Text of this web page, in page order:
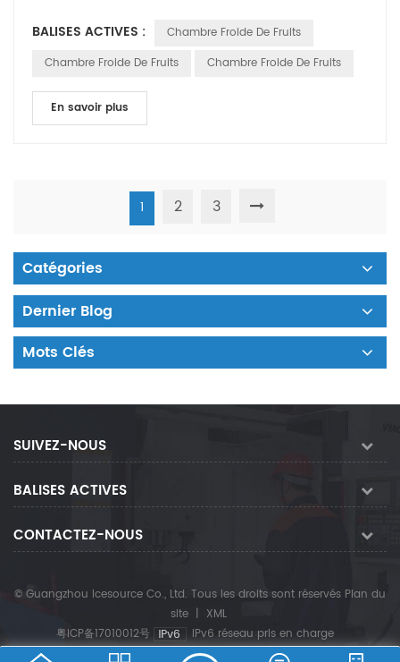
BALISES ACTIVES :
Chambre Froide De Fruits
Chambre Froide De Fruits
Chambre Froide De Fruits
En savoir plus
1 2 3
Catégories
Dernier Blog
Mots Clés
SUIVEZ-NOUS
BALISES ACTIVES
CONTACTEZ-NOUS
© Guangzhou Icesource Co., Ltd. Tous les droits sont réservés Plan du
site | XML
粤ICP备17010012号
IPv6 réseau pris en charge